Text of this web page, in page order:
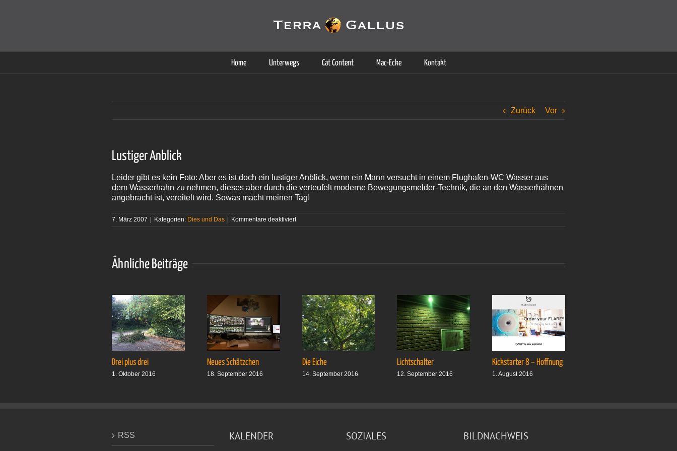
Home Unterwegs Cat Content Mac-Ecke Kontakt
Zurück Vor
Lustiger Anblick
Leider gibt es kein Foto: Aber es ist doch ein lustiger Anblick, wenn ein Mann versucht in einem Flughafen-WC Wasser aus
dem Wasserhahn zu nehmen, dieses aber durch die verteufelt moderne Bewegungsmelder-Technik, die an den Wasserhähnen
angebracht ist, vereitelt wird. Sowas macht meinen Tag!
7. März 2007 | Kategorien: Dies und Das | Kommentare deaktiviertfür
Ähnliche Beiträge
Drei plus drei
1. Oktober 2016
Neues Schätzchen
18. September 2016
Die Eiche
14. September 2016
Lichtschalter
12. September 2016
Kickstarter 8 – Hoffnung
1. August 2016
RSS KALENDER SOZIALES BILDNACHWEIS
Cookies helfen auf auf dieser Seite bei der Bereitstellung der Dienste. Durch die Nutzung dieser Webseite erklären Sie sich damit einverstanden, dass Cookies gesetzt werden.
Weitere Informationen